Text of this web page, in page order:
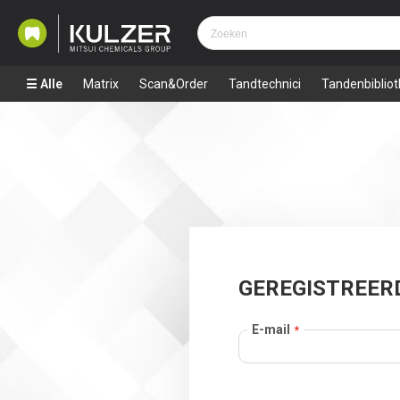
Alle Matrix Scan&Order Tandtechnici
E-mail